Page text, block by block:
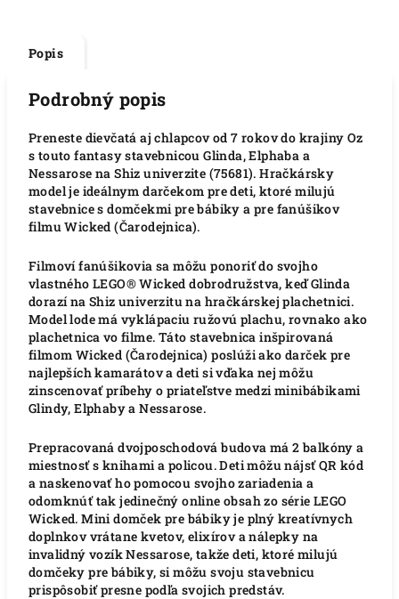
Popis
Podrobný popis
Preneste dievčatá aj chlapcov od 7 rokov do krajiny Oz
s touto fantasy stavebnicou Glinda, Elphaba a
Nessarose na Shiz univerzite (75681). Hračkársky
model je ideálnym darčekom pre deti, ktoré milujú
stavebnice s domčekmi pre bábiky a pre fanúšikov
filmu Wicked (Čarodejnica).
Filmoví fanúšikovia sa môžu ponoriť do svojho
vlastného LEGO® Wicked dobrodružstva, keď Glinda
dorazí na Shiz univerzitu na hračkárskej plachetnici.
Model lode má vyklápaciu ružovú plachu, rovnako ako
plachetnica vo filme. Táto stavebnica inšpirovaná
filmom Wicked (Čarodejnica) poslúži ako darček pre
najlepších kamarátov a deti si vďaka nej môžu
zinscenovať príbehy o priateľstve medzi minibábikami
Glindy, Elphaby a Nessarose.
Prepracovaná dvojposchodová budova má 2 balkóny a
miestnosť s knihami a policou. Deti môžu nájsť QR kód
a naskenovať ho pomocou svojho zariadenia a
odomknúť tak jedinečný online obsah zo série LEGO
Wicked. Mini domček pre bábiky je plný kreatívnych
doplnkov vrátane kvetov, elixírov a nálepky na
invalidný vozík Nessarose, takže deti, ktoré milujú
domčeky pre bábiky, si môžu svoju stavebnicu
prispôsobiť presne podľa svojich predstáv.